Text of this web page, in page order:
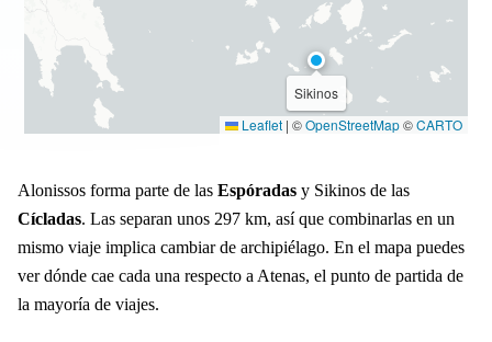
Sikinos
Leaflet | ©OpenStreetMap©CARTO
Alonissos forma parte de las Espóradas y Sikinos de las
Cícladas. Las separan unos 297 km, así que combinarlas en un
mismo viaje implica cambiar de archipiélago. En el mapa puedes
ver dónde cae cada una respecto a Atenas, el punto de partida de
la mayoría de viajes.